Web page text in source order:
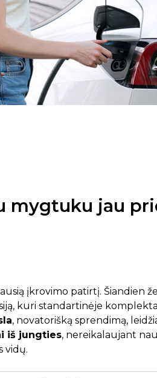
mygtuku jau
įkrovimo patirtį. Šiandien
kuri standartinėje
, novatorišką sprendimą,
iš jungties, nereikalaujant
vidų.